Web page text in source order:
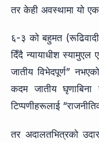
तर केही अवस्थामा यो
६-३ को बहुमत
दिँदै न्यायाधीश
जातीय विभेदपूर्ण”
कदम जातीय
टिप्पणीहरूलाई
तर अदालतभित्रको